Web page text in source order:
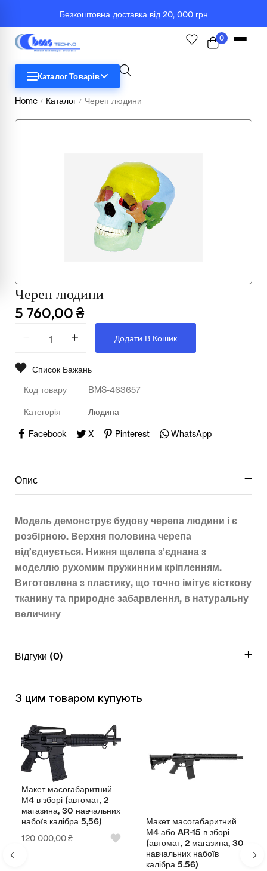
Безкоштовна доставка від 20, 000 грн
0
Каталог Товарів
Географія
Комп'ютерна техніка
Меблі
Освіта
Фізика
Всі товари
Підкатегорії відсутні.
Home / Каталог / Череп людини
Череп людини
5 760,00 ₴
Додати В Кошик
Список Бажань
Код товару BMS-463657
Категорія Людина
Facebook X Pinterest WhatsApp
Опис
Модель демонструє будову черепа людини і є
розбірною. Верхня половина черепа
від’єднується. Нижня щелепа з’єднана з
моделлю рухомим пружинним кріпленням.
Виготовлена з пластику, що точно імітує кісткову
тканину та природне забарвлення, в натуральну
величину
Відгуки (0)
З цим товаром купують
Макет масогабаритний
М4 в зборі (автомат, 2
магазина, 30 навчальних
набоїв калібра 5,56)
120 000,00₴
Макет масогабаритний
М4 або AR-15 в зборі
(автомат, 2 магазина, 30
навчальних набоїв
калібра 5.56)